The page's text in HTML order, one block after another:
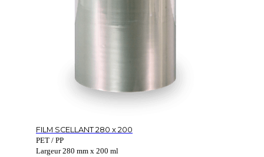
FILM SCELLANT 280 x 200
PET / PP
Largeur 280 mm x 200 ml